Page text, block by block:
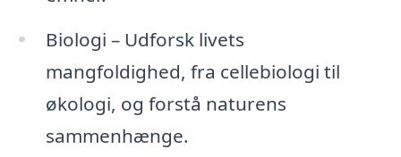
Biologi – Udforsk livets
mangfoldighed, fra cellebiologi til
økologi, og forstå naturens
sammenhænge.